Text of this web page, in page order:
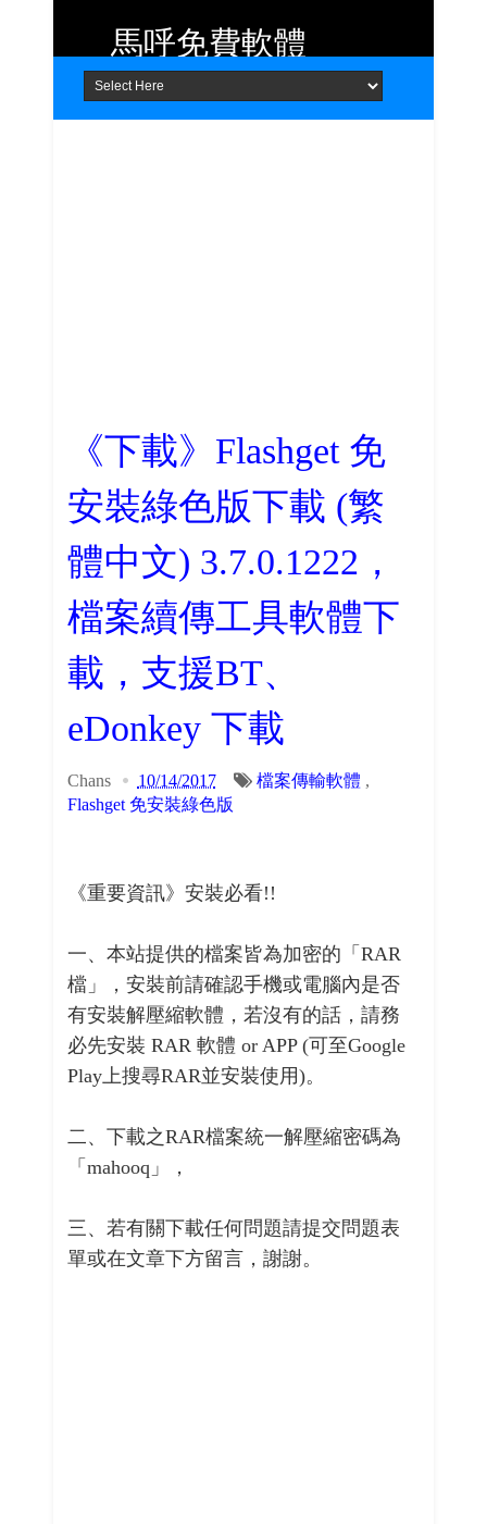
Home About Contact
馬呼免費軟體
提供 Android、iOS 好用的手機應用
程式及 Windows 免費軟體
《下載》Flashget 免
安裝綠色版下載 (繁
體中文) 3.7.0.1222，
檔案續傳工具軟體下
載，支援BT、
eDonkey 下載
Chans 10/14/2017 檔案傳輸軟體 ,
Flashget 免安裝綠色版
《重要資訊》安裝必看!!
一、本站提供的檔案皆為加密的「RAR
檔」，安裝前請確認手機或電腦內是否
有安裝解壓縮軟體，若沒有的話，請務
必先安裝 RAR 軟體 or APP (可至Google
Play上搜尋RAR並安裝使用)。
二、下載之RAR檔案統一解壓縮密碼為
「mahooq」，
三、若有關下載任何問題請提交問題表
單或在文章下方留言，謝謝。